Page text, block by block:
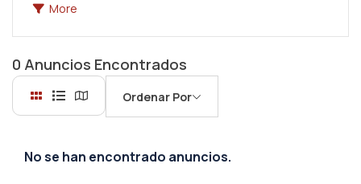
More
0 Anuncios Encontrados
Ordenar Por
No se han encontrado anuncios.